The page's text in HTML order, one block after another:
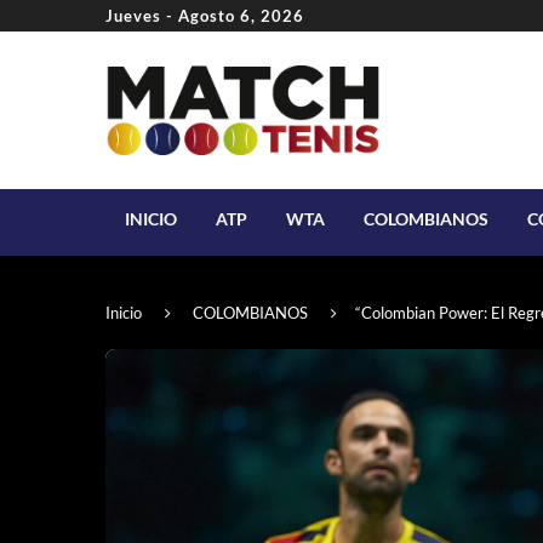
Jueves - Agosto 6, 2026
INICIO ATP WTA COLOMBIANOS
Inicio COLOMBIANOS “Colombian Power: El